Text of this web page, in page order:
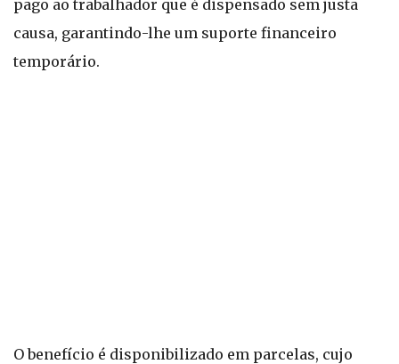
pago ao trabalhador que é dispensado sem justa
causa, garantindo-lhe um suporte financeiro
temporário.
O benefício é disponibilizado em parcelas, cujo